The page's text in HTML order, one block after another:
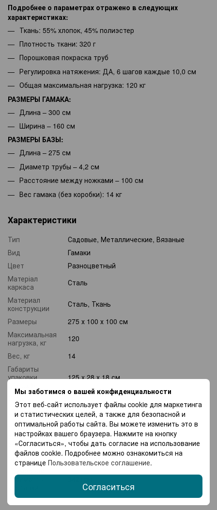
Мы заботимся о вашей конфиденциальности
Этот веб-сайт использует файлы cookie для маркетинга
и статистических целей, а также для безопасной и
оптимальной работы сайта. Вы можете изменить это в
настройках вашего браузера. Нажмите на кнопку
«Согласиться», чтобы дать согласие на использование
файлов cookie. Подробнее можно ознакомиться на
странице Пользовательское соглашение.
Согласиться
Подробнее о параметрах отражено в следующих
характеристиках:
Ткань: 55% хлопок, 45% полиэстер
Плотность ткани: 320 г
Порошковая покраска труб
Регулировка натяжения: ДА, 6 шагов каждые 10,0 см
Общая максимальная нагрузка: 120 кг
РАЗМЕРЫ ГАМАКА:
Длина – 300 см
Ширина – 160 см
РАЗМЕРЫ БАЗЫ:
Длина – 275 см
Диаметр трубы – 4,2 см
Расстояние между ножками – 100 см
Вес гамака (без коробки): 14 кг
Характеристики
Тип
Садовые, Металлические, Вязаные
Вид
Гамаки
Цвет
Разноцветный
Матеріал
каркаса
Сталь
Материал
конструкции
Сталь, Ткань
Размеры
275 х 100 х 100 см
Максимальная
нагрузка, кг
120
Вес, кг
14
Габариты
упаковки
125 x 28 x 18 см
производитель
товара
Китай
Страна
регистрации
бренда
Украина
Гарантия
12 месяцев
стоимость